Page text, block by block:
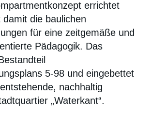
errichtet
die baulichen
für eine zeitgemäße und
Pädagogik. Das
5-98 und eingebettet
nachhaltig
„Waterkant“.